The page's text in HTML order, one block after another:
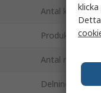
Antal kontakter
Produkttyp
Antal rader
Delning